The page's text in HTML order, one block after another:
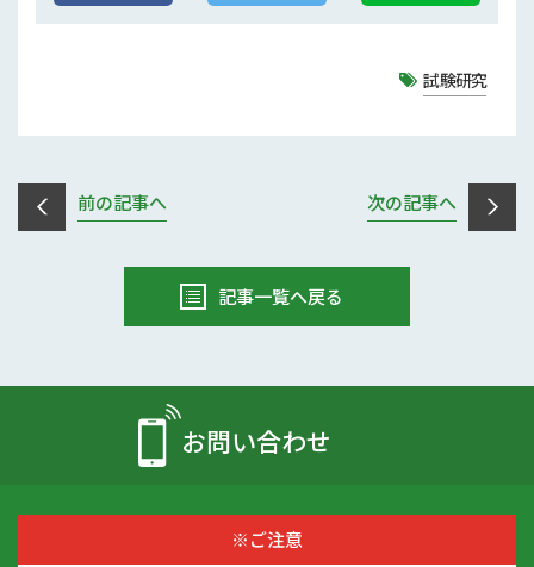
試験研究
前の記事へ 次の記事へ
記事一覧へ戻る
お問い合わせ
※ご注意